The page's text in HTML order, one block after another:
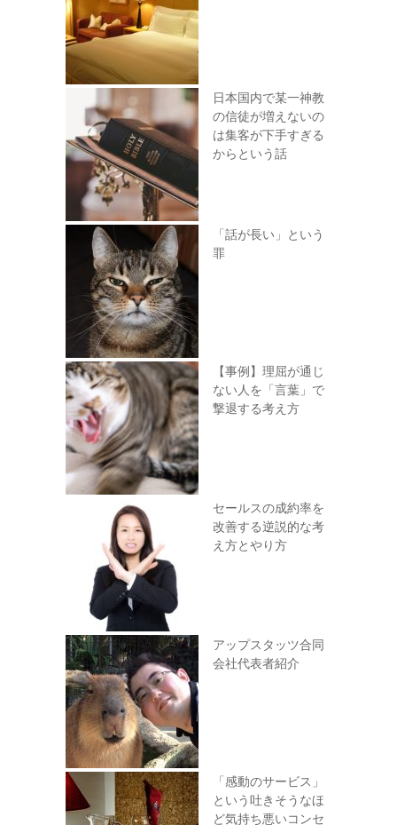
日本国内で某一神教
の信徒が増えないの
は集客が下手すぎる
からという話
「話が長い」という
罪
【事例】理屈が通じ
ない人を「言葉」で
撃退する考え方
セールスの成約率を
改善する逆説的な考
え方とやり方
アップスタッツ合同
会社代表者紹介
「感動のサービス」
という吐きそうなほ
ど気持ち悪いコンセ